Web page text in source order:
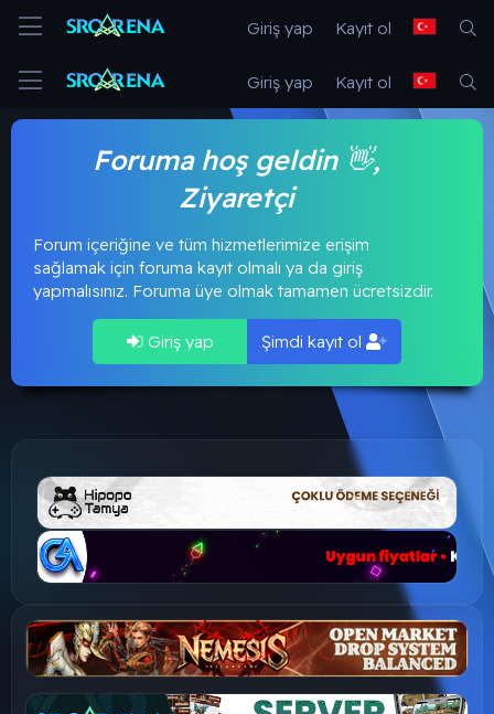
Giriş yap Kayıt ol
Giriş yap Kayıt ol
Foruma hoş geldin 👋,
Ziyaretçi
Forum içeriğine ve tüm hizmetlerimize erişim
sağlamak için foruma kayıt olmalı ya da giriş
yapmalısınız. Foruma üye olmak tamamen ücretsizdir.
Giriş yap Şimdi kayıt ol